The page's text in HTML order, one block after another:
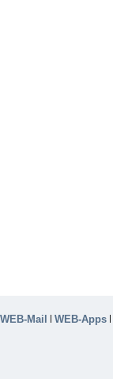
WEB-Mail | WEB-Apps |